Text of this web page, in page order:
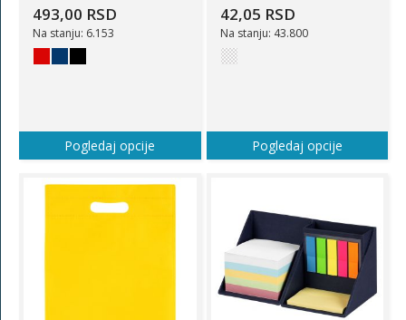
493,00 RSD
Na stanju: 6.153
Pogledaj opcije
42,05 RSD
Na stanju: 43.800
Pogledaj opcije